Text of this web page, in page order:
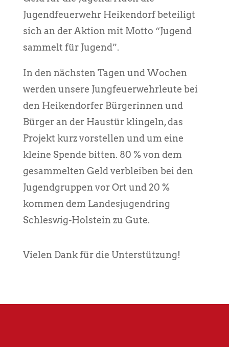
Jugendfeuerwehr Heikendorf beteiligt
sich an der Aktion mit Motto “Jugend
sammelt für Jugend”.
In den nächsten Tagen und Wochen
werden unsere Jungfeuerwehrleute bei
den Heikendorfer Bürgerinnen und
Bürger an der Haustür klingeln, das
Projekt kurz vorstellen und um eine
kleine Spende bitten. 80 % von dem
gesammelten Geld verbleiben bei den
Jugendgruppen vor Ort und 20 %
kommen dem Landesjugendring
Schleswig-Holstein zu Gute.
Vielen Dank für die Unterstützung!